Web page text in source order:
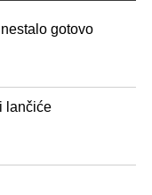
gotovo
lančiće